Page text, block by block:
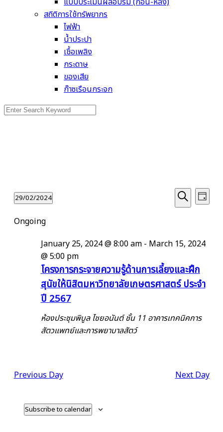
สถิติการใช้ทรัพยากร
ไฟฟ้า
น้ำประปา
เชื้อเพลิง
กระดาษ
ของเสีย
ก๊าซเรือนกระจก
Search
Events
for
2024
Events
Search
Day
29/02/2024
date.
Ongoing
โครงการกระจายความรู้ด้านการเลี้ยงและฝึก
สุนัขให้นิสิตมหาวิทยาลัยเกษตรศาสตร์ ประจำ
ปี 2567
January 25, 2024 @ 8:00 am- March 15, 2024
@ 5:00 pm
ห้องประชุมพิบูล ไชยอนันต์ ชั้น 11 อาคารเทคนิคการ
สัตวแพทย์และการพยาบาลสัตว์
Previous Day Next Day
Subscribe to calendar